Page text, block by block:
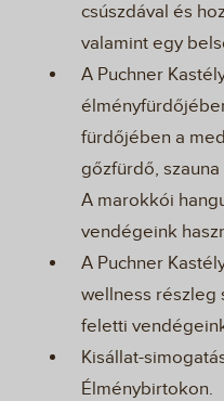
csúszdával és
valamint egy
A Puchner
fürdőjében a
gőzfürdő, szauna
A marokkói
vendégeink
A Puchner
wellness részleg
feletti
Kisállat-
Élménybirtokon.